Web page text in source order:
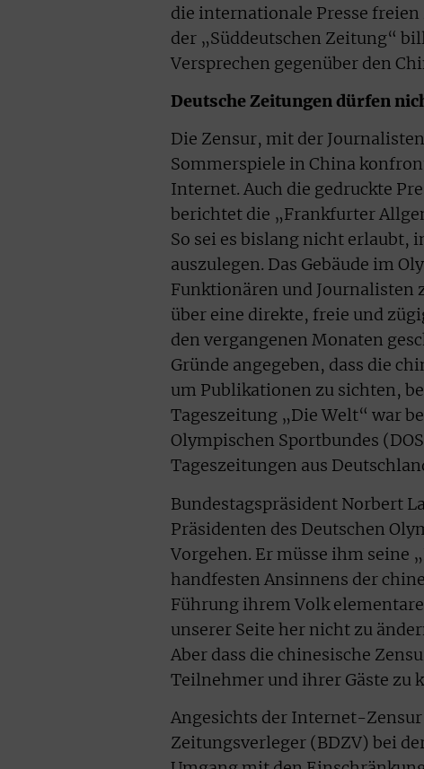
die internationale Presse
der „Süddeutschen Zeitung“
Versprechen gegenüber den
Deutsche Zeitungen dürfen
Die Zensur, mit der
Sommerspiele in China
Internet. Auch die gedruckte
berichtet die „Frankfurter
So sei es bislang nicht erlaubt,
auszulegen. Das Gebäude im
Funktionären und Journalisten
über eine direkte, freie und
den vergangenen Monaten
Gründe angegeben, dass die
um Publikationen zu sichten,
Tageszeitung „Die Welt“ war
Olympischen Sportbundes
Tageszeitungen aus
Bundestagspräsident Norbert
Präsidenten des Deutschen
Vorgehen. Er müsse ihm seine
handfesten Ansinnens der
Führung ihrem Volk
unserer Seite her nicht zu
Aber dass die chinesische
Teilnehmer und ihrer Gäste zu
Angesichts der Internet-Zensur
Zeitungsverleger (BDZV) bei